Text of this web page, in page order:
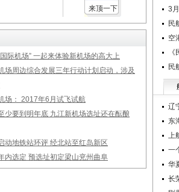
来顶一下
际机场” 一起来体验新机场的高大上
场周边综合发展三年行动计划启动，涉及
场： 2017年6月试飞试航
少要到明年底 九江新机场选址还在酝酿
动地铁站环评 经北站至红岛新区
内选定 预选址初定梁山兖州曲阜
3
民
空
民
辽
东
上
一
华
长